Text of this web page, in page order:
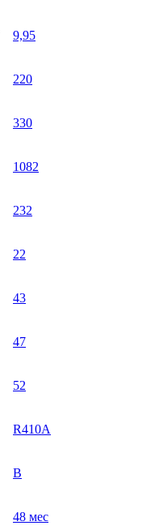
9,95
220
330
1082
232
22
43
47
52
R410A
B
48 мес